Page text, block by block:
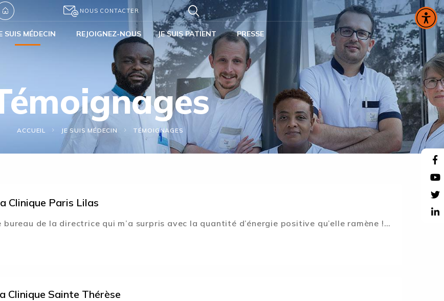
NOUS CONTACTER
SUIS MÉDECIN REJOIGNEZ-NOUS JE SUIS PATIENT PRESSE
ACCUEIL JE SUIS MÉDECIN TÉMOIGNAGES
Clinique Paris Lilas
bureau de la directrice qui m’a surpris avec la quantité d’énergie positive qu’elle ramène !…
Clinique Sainte Thérèse